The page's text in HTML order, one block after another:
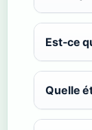
Est‑ce
Quelle